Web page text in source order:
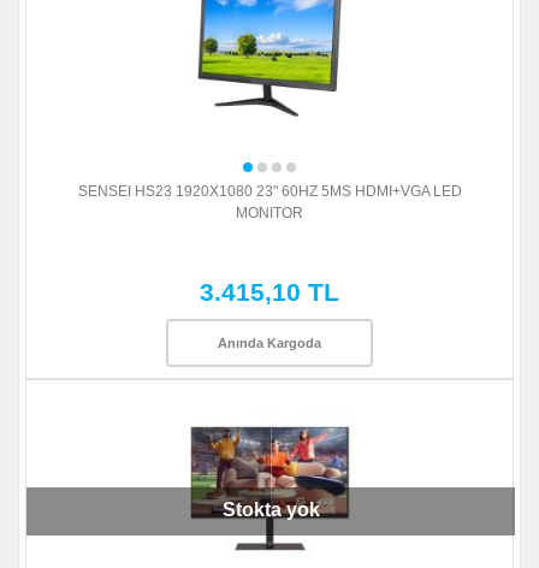
SENSEI HS23 1920X1080 23" 60HZ 5MS HDMI+VGA LED
MONITOR
3.415,10 TL
Anında Kargoda
Stokta yok